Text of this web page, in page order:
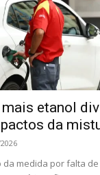
etanol
da
da medida por falta